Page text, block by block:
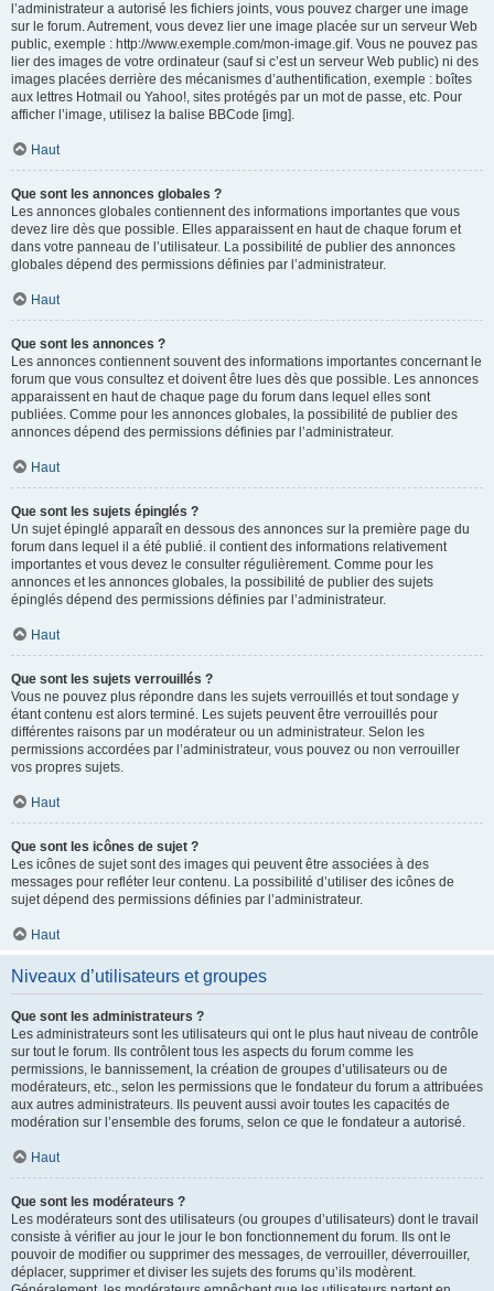
l’administrateur a autorisé les fichiers joints, vous pouvez charger une image
sur le forum. Autrement, vous devez lier une image placée sur un serveur Web
public, exemple : http://www.exemple.com/mon-image.gif. Vous ne pouvez pas
lier des images de votre ordinateur (sauf si c’est un serveur Web public) ni des
images placées derrière des mécanismes d’authentification, exemple : boîtes
aux lettres Hotmail ou Yahoo!, sites protégés par un mot de passe, etc. Pour
afficher l’image, utilisez la balise BBCode [img].
Haut
Que sont les annonces globales ?
Les annonces globales contiennent des informations importantes que vous
devez lire dès que possible. Elles apparaissent en haut de chaque forum et
dans votre panneau de l’utilisateur. La possibilité de publier des annonces
globales dépend des permissions définies par l’administrateur.
Haut
Que sont les annonces ?
Les annonces contiennent souvent des informations importantes concernant le
forum que vous consultez et doivent être lues dès que possible. Les annonces
apparaissent en haut de chaque page du forum dans lequel elles sont
publiées. Comme pour les annonces globales, la possibilité de publier des
annonces dépend des permissions définies par l’administrateur.
Haut
Que sont les sujets épinglés ?
Un sujet épinglé apparaît en dessous des annonces sur la première page du
forum dans lequel il a été publié. il contient des informations relativement
importantes et vous devez le consulter régulièrement. Comme pour les
annonces et les annonces globales, la possibilité de publier des sujets
épinglés dépend des permissions définies par l’administrateur.
Haut
Que sont les sujets verrouillés ?
Vous ne pouvez plus répondre dans les sujets verrouillés et tout sondage y
étant contenu est alors terminé. Les sujets peuvent être verrouillés pour
différentes raisons par un modérateur ou un administrateur. Selon les
permissions accordées par l’administrateur, vous pouvez ou non verrouiller
vos propres sujets.
Haut
Que sont les icônes de sujet ?
Les icônes de sujet sont des images qui peuvent être associées à des
messages pour refléter leur contenu. La possibilité d’utiliser des icônes de
sujet dépend des permissions définies par l’administrateur.
Haut
Niveaux d’utilisateurs et groupes
Que sont les administrateurs ?
Les administrateurs sont les utilisateurs qui ont le plus haut niveau de contrôle
sur tout le forum. Ils contrôlent tous les aspects du forum comme les
permissions, le bannissement, la création de groupes d’utilisateurs ou de
modérateurs, etc., selon les permissions que le fondateur du forum a attribuées
aux autres administrateurs. Ils peuvent aussi avoir toutes les capacités de
modération sur l’ensemble des forums, selon ce que le fondateur a autorisé.
Haut
Que sont les modérateurs ?
Les modérateurs sont des utilisateurs (ou groupes d’utilisateurs) dont le travail
consiste à vérifier au jour le jour le bon fonctionnement du forum. Ils ont le
pouvoir de modifier ou supprimer des messages, de verrouiller, déverrouiller,
déplacer, supprimer et diviser les sujets des forums qu’ils modèrent.